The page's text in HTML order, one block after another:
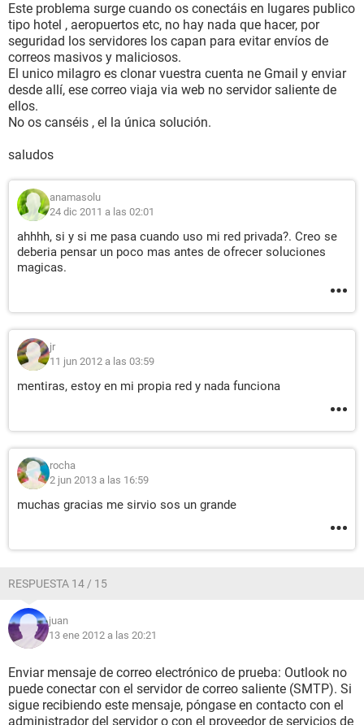
Este problema surge cuando os conectáis en lugares publico
tipo hotel , aeropuertos etc, no hay nada que hacer, por
seguridad los servidores los capan para evitar envíos de
correos masivos y maliciosos.
El unico milagro es clonar vuestra cuenta ne Gmail y enviar
desde allí, ese correo viaja via web no servidor saliente de
ellos.
No os canséis , el la única solución.
saludos
anamasolu
24 dic 2011 a las 02:01
ahhhh, si y si me pasa cuando uso mi red privada?. Creo se
deberia pensar un poco mas antes de ofrecer soluciones
magicas.
jr
11 jun 2012 a las 03:59
mentiras, estoy en mi propia red y nada funciona
rocha
2 jun 2013 a las 16:59
muchas gracias me sirvio sos un grande
RESPUESTA 14 / 15
juan
13 ene 2012 a las 20:21
Enviar mensaje de correo electrónico de prueba: Outlook no
puede conectar con el servidor de correo saliente (SMTP). Si
sigue recibiendo este mensaje, póngase en contacto con el
administrador del servidor o con el proveedor de servicios de